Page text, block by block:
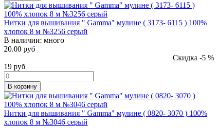
Нитки для вышивания " Gamma" мулине ( 3173- 6115 ) 100%
хлопок 8 м №3256 серый
В наличии: много
20.00 руб
Скидка -5 %
19 руб
В корзину
Нитки для вышивания " Gamma" мулине ( 0820- 3070 ) 100%
хлопок 8 м №3046 серый